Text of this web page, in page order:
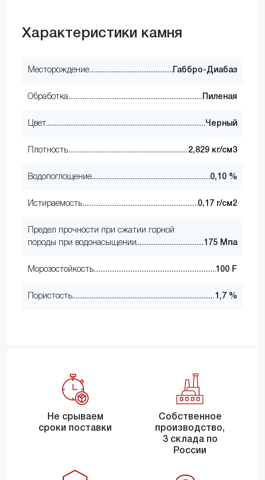
Характеристики камня
Месторождение Габбро-Диабаз
Обработка Пиленая
Цвет Черный
Плотность 2,829 кг/см3
Водопоглощение 0,10 %
Истираемость 0,17 г/см2
Предел прочности при сжатии горной
породы при водонасыщении
175 Мпа
Морозостойкость 100 F
Пористость 1,7 %
Не срываем
сроки поставки
Собственное
производство,
3 склада по
России